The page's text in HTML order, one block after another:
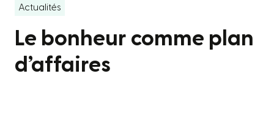
Actualités
Le bonheur comme plan
d’affaires